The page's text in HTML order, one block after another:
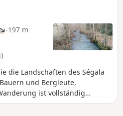
-197 m
die Landschaften des Ségala
und Bergleute,
ist vollständig
zudem über Wegweiser.